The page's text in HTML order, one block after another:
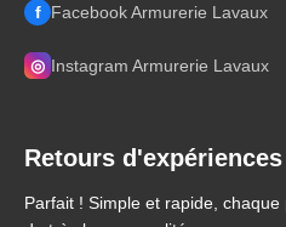
f Facebook Armurerie Lavaux
◎ Instagram Armurerie Lavaux
Retours
Parfait ! Simple et rapide,